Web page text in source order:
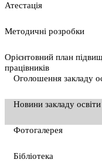
Атестація
Методичні розробки
Орієнтовний план
працівників
Оголошення закладу
Новини закладу освіти
Фотогалерея
Бібліотека